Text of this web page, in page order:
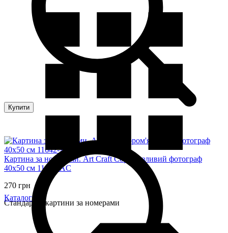
Картина за номерами. Art Craft Сором'язливий фотограф
40х50 см 11642-AC
270 грн
Стандартні картини за номерами
Купити
Каталог